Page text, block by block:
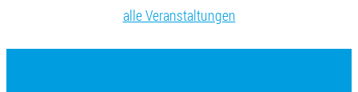
alle Veranstaltungen